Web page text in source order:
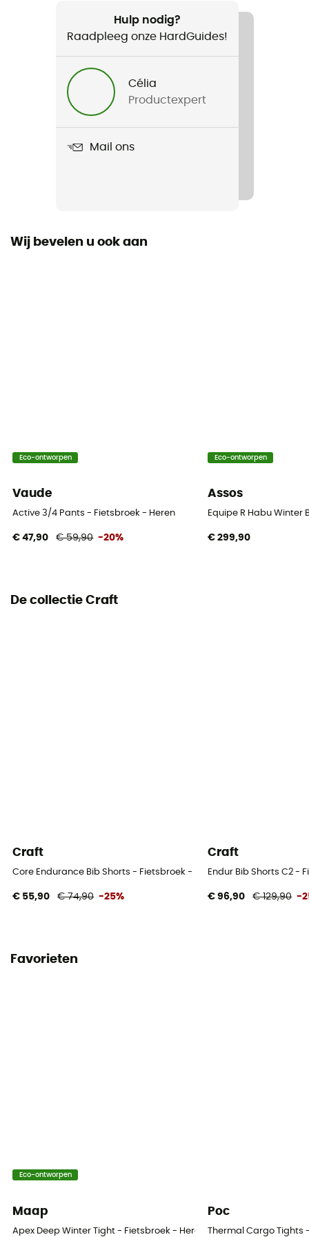
Mountainbiken / Fiets
Zeemleer
Duur van de activiteit
Hulp nodig?
Raadpleeg onze HardGuides!
Célia
Productexpert
Mail ons
Wij bevelen u ook aan
Eco-ontworpen
Vaude
Active 3/4 Pants - Fietsbroek - Heren
€ 47,90 € 59,90 -20%
Eco-ontworpen
Assos
Equipe R Habu Winter
€ 299,90
De collectie Craft
Craft
Core Endurance Bib Shorts - Fietsbroek - Heren
€ 55,90 € 74,90 -25%
Craft
Endur Bib Shorts C2 -
€ 96,90 € 129,90 -
Favorieten
Eco-ontworpen
Maap
Apex Deep Winter Tight - Fietsbroek - Heren
Poc
Thermal Cargo Tights